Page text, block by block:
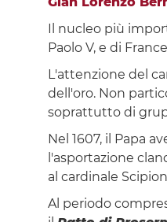
Il nucleo più
Paolo V, e di
L'attenzione del
dell'oro. Non
soprattutto di
Nel 1607, il Papa
l'asportazione
al cardinale
Al periodo